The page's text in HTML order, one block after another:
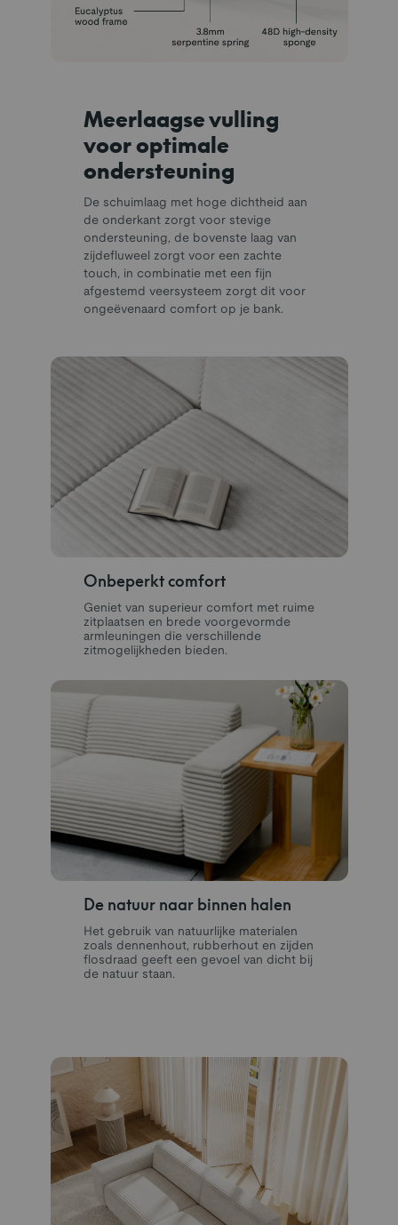
Meerlaagse vulling
voor optimale
ondersteuning
De schuimlaag met hoge dichtheid aan
de onderkant zorgt voor stevige
ondersteuning, de bovenste laag van
zijdefluweel zorgt voor een zachte
touch, in combinatie met een fijn
afgestemd veersysteem zorgt dit voor
ongeëvenaard comfort op je bank.
Onbeperkt comfort
Geniet van superieur comfort met ruime
zitplaatsen en brede voorgevormde
armleuningen die verschillende
zitmogelijkheden bieden.
De natuur naar binnen halen
Het gebruik van natuurlijke materialen
zoals dennenhout, rubberhout en zijden
flosdraad geeft een gevoel van dicht bij
de natuur staan.